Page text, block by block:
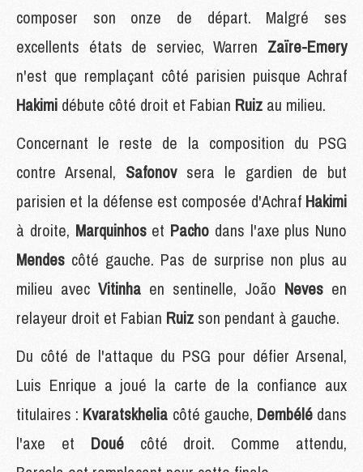
composer son onze de départ. Malgré ses
excellents états de serviec, Warren Zaïre-Emery
n'est que remplaçant côté parisien puisque Achraf
Hakimi débute côté droit et Fabian Ruiz au milieu.
Concernant le reste de la composition du PSG
contre Arsenal, Safonov sera le gardien de but
parisien et la défense est composée d'Achraf Hakimi
à droite, Marquinhos et Pacho dans l'axe plus Nuno
Mendes côté gauche. Pas de surprise non plus au
milieu avec Vitinha en sentinelle, João Neves en
relayeur droit et Fabian Ruiz son pendant à gauche.
Du côté de l'attaque du PSG pour défier Arsenal,
Luis Enrique a joué la carte de la confiance aux
titulaires : Kvaratskhelia côté gauche, Dembélé dans
l'axe et Doué côté droit. Comme attendu,